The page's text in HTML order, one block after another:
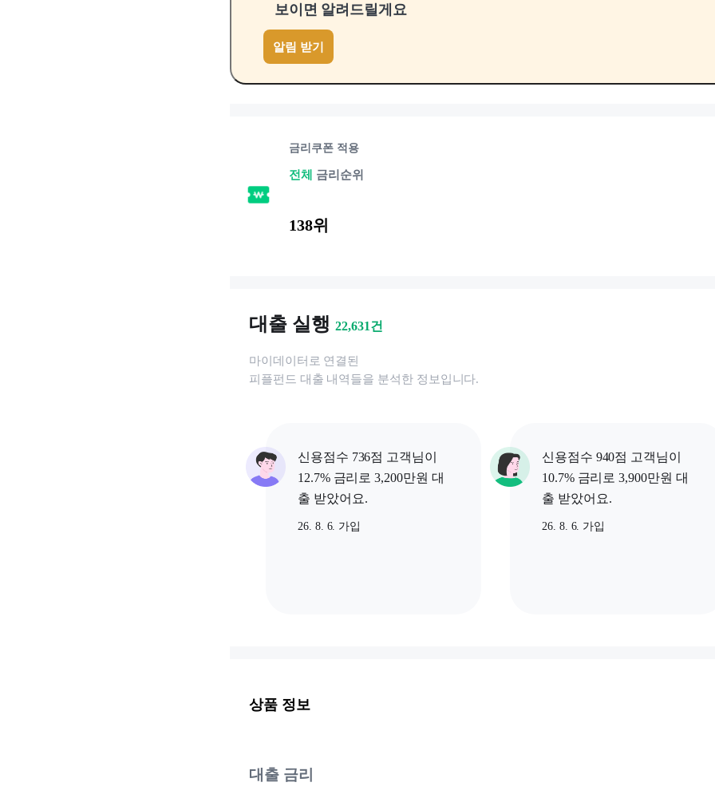
보이면 알려드릴게요
알림 받기
금리쿠폰 적용
전체 금리순위
138위
대출 실행 22,631건
마이데이터로 연결된
피플펀드 대출 내역들을 분석한 정보입니다.
신용점수 736점 고객님이
12.7% 금리로 3,200만원 대
출 받았어요.
26. 8. 6. 가입
신용점수 940점 고객님이
10.7% 금리로 3,900만원 대
출 받았어요.
26. 8. 6. 가입
상품 정보
대출 금리